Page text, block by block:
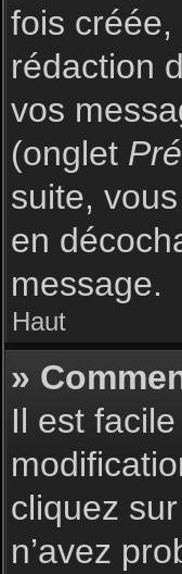
fois
rédaction
vos
(onglet
suite,
en
message.
Haut
»
Il est
cliquez sur
n’avez